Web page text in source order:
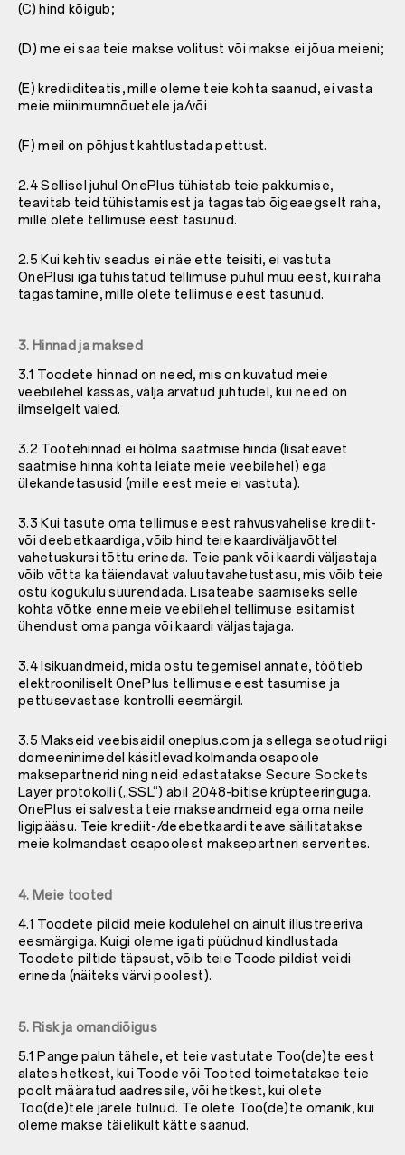
(C) hind kõigub;
(D) me ei saa teie makse volitust või makse ei jõua meieni;
(E) krediiditeatis, mille oleme teie kohta saanud, ei vasta
meie miinimumnõuetele ja/või
(F) meil on põhjust kahtlustada pettust.
2.4 Sellisel juhul OnePlus tühistab teie pakkumise,
teavitab teid tühistamisest ja tagastab õigeaegselt raha,
mille olete tellimuse eest tasunud.
2.5 Kui kehtiv seadus ei näe ette teisiti, ei vastuta
OnePlusi iga tühistatud tellimuse puhul muu eest, kui raha
tagastamine, mille olete tellimuse eest tasunud.
3. Hinnad ja maksed
3.1 Toodete hinnad on need, mis on kuvatud meie
veebilehel kassas, välja arvatud juhtudel, kui need on
ilmselgelt valed.
3.2 Tootehinnad ei hõlma saatmise hinda (lisateavet
saatmise hinna kohta leiate meie veebilehel) ega
ülekandetasusid (mille eest meie ei vastuta).
3.3 Kui tasute oma tellimuse eest rahvusvahelise krediit-
või deebetkaardiga, võib hind teie kaardiväljavõttel
vahetuskursi tõttu erineda. Teie pank või kaardi väljastaja
võib võtta ka täiendavat valuutavahetustasu, mis võib teie
ostu kogukulu suurendada. Lisateabe saamiseks selle
kohta võtke enne meie veebilehel tellimuse esitamist
ühendust oma panga või kaardi väljastajaga.
3.4 Isikuandmeid, mida ostu tegemisel annate, töötleb
elektrooniliselt OnePlus tellimuse eest tasumise ja
pettusevastase kontrolli eesmärgil.
3.5 Makseid veebisaidil oneplus.com ja sellega seotud riigi
domeeninimedel käsitlevad kolmanda osapoole
maksepartnerid ning neid edastatakse Secure Sockets
Layer protokolli („SSL“) abil 2048-bitise krüpteeringuga.
OnePlus ei salvesta teie makseandmeid ega oma neile
ligipääsu. Teie krediit-/deebetkaardi teave säilitatakse
meie kolmandast osapoolest maksepartneri serverites.
4. Meie tooted
4.1 Toodete pildid meie kodulehel on ainult illustreeriva
eesmärgiga. Kuigi oleme igati püüdnud kindlustada
Toodete piltide täpsust, võib teie Toode pildist veidi
erineda (näiteks värvi poolest).
5. Risk ja omandiõigus
5.1 Pange palun tähele, et teie vastutate Too(de)te eest
alates hetkest, kui Toode või Tooted toimetatakse teie
poolt määratud aadressile, või hetkest, kui olete
Too(de)tele järele tulnud. Te olete Too(de)te omanik, kui
oleme makse täielikult kätte saanud.